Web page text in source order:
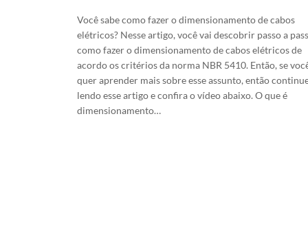
Você sabe como fazer o dimensionamento de cabos
elétricos? Nesse artigo, você vai descobrir passo a
como fazer o dimensionamento de cabos elétricos de
acordo os critérios da norma NBR 5410. Então, se
quer aprender mais sobre esse assunto, então
lendo esse artigo e confira o vídeo abaixo. O que é
dimensionamento…